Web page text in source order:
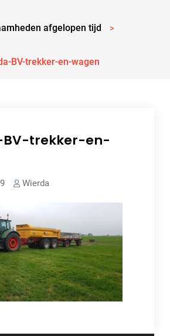
afgelopen tijd >
BV-trekker-en-wagen
trekker-en-
Wierda